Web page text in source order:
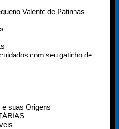
Valente de Patinhas
com seu gatinho de
e suas Origens